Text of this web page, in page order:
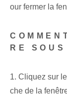
our fermer la
RE
1. Cliquez sur
che de la